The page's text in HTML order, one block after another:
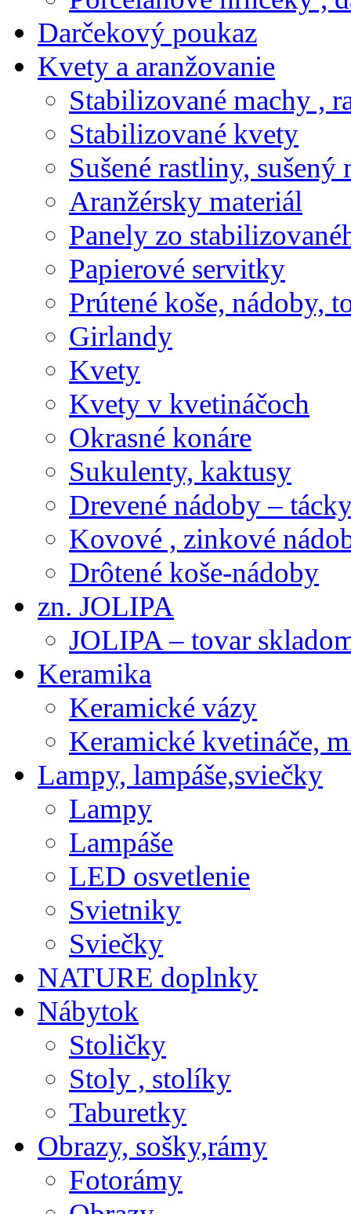
Darčekový poukaz
Kvety a aranžovanie
Stabilizované machy ,
Stabilizované kvety
Sušené rastliny,
Aranžérsky materiál
Panely zo
Papierové servitky
Prútené koše, nádoby,
Girlandy
Kvety
Kvety v kvetináčoch
Okrasné konáre
Sukulenty, kaktusy
Drevené nádoby –
Kovové , zinkové
Drôtené koše-nádoby
zn. JOLIPA
JOLIPA – tovar
Keramika
Keramické vázy
Keramické kvetináče,
Lampy, lampáše,sviečky
Lampy
Lampáše
LED osvetlenie
Svietniky
Sviečky
NATURE doplnky
Nábytok
Stoličky
Stoly , stolíky
Taburetky
Obrazy, sošky,rámy
Fotorámy